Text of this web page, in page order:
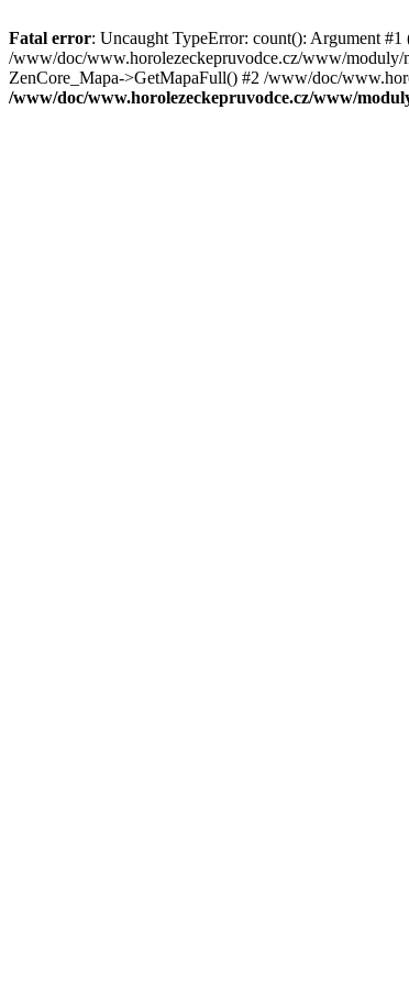
Fatal error: Uncaught TypeError: count(): Argument
/www/doc/www.horolezeckepruvodce.cz/www/moduly/
ZenCore_Mapa->GetMapaFull() #2 /www/doc/
/www/doc/www.horolezeckepruvodce.cz/www/